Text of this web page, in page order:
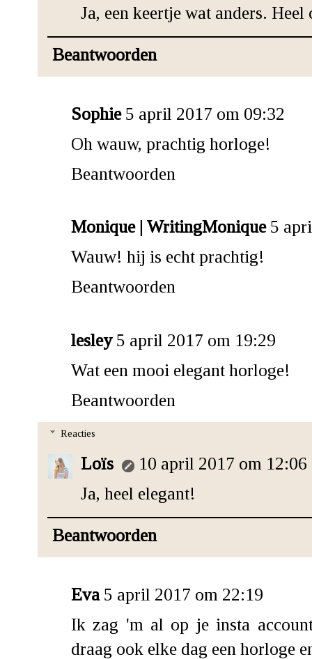
Ja, een keertje wat anders. Heel
Beantwoorden
Sophie 5 april 2017 om 09:32
Oh wauw, prachtig horloge!
Beantwoorden
Monique | WritingMonique 5
Wauw! hij is echt prachtig!
Beantwoorden
lesley 5 april 2017 om 19:29
Wat een mooi elegant horloge!
Beantwoorden
Reacties
Loïs
10 april 2017 om 12:06
Ja, heel elegant!
Beantwoorden
Eva 5 april 2017 om 22:19
Ik zag 'm al op je insta
draag ook elke dag een horloge